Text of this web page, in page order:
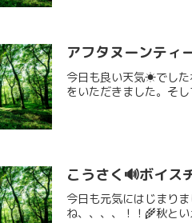
アフタヌーンティ
今日も良い天気☀でした
をいただきました。そ
こうさく🔊ボイス
今日も元気にはじまり
ね、、、、！！🌾秋と